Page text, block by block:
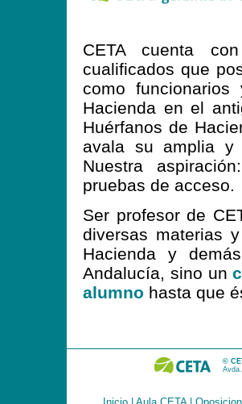
CETA cuenta
cualificados que
como
Hacienda en el
Huérfanos de
avala su amplia y
Nuestra
pruebas de acceso.
Ser profesor de
diversas materias
Hacienda y
Andalucía, sino un
alumno hasta que
©